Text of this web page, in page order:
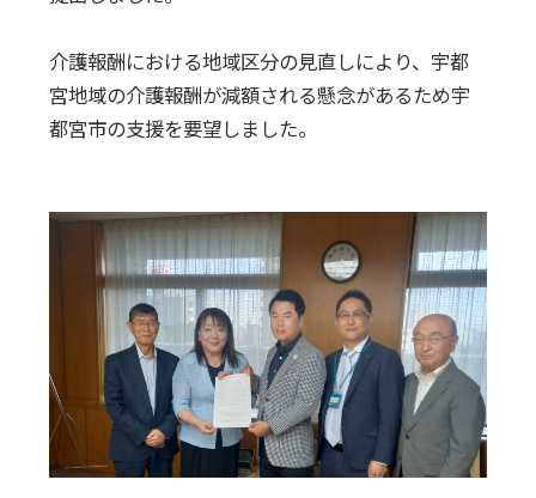
介護報酬における地域区分の見直しにより、宇都
宮地域の介護報酬が減額される懸念があるため宇
都宮市の支援を要望しました。